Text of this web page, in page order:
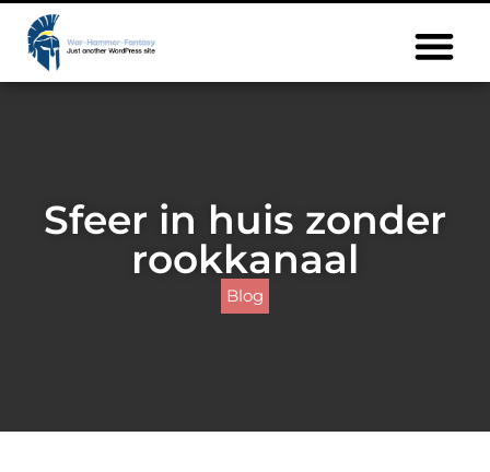
Sfeer in huis zonder
rookkanaal
Blog